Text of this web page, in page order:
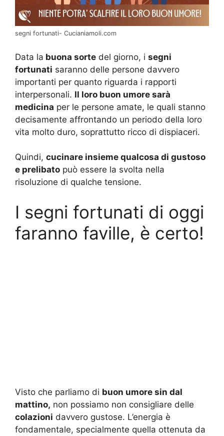
segni fortunati- Cucianiamoli.com
Data la buona sorte del giorno, i segni
fortunati saranno delle persone davvero
importanti per quanto riguarda i rapporti
interpersonali. Il loro buon umore sarà
medicina per le persone amate, le quali stanno
decisamente affrontando un periodo della loro
vita molto duro, soprattutto ricco di dispiaceri.
Quindi, cucinare insieme qualcosa di gustoso
e prelibato può essere la svolta nella
risoluzione di qualche tensione.
I segni fortunati di oggi
faranno faville, è certo!
Visto che parliamo di buon umore sin dal
mattino, non possiamo non consigliare delle
colazioni davvero gustose. L’energia è
fondamentale, specialmente quella ottenuta da